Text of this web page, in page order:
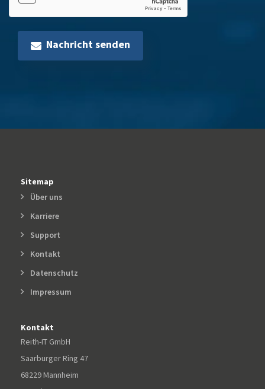
Nachricht senden
Sitemap
Über uns
Karriere
Support
Kontakt
Datenschutz
Impressum
Kontakt
Reith-IT GmbH
Saarburger Ring 47
68229 Mannheim